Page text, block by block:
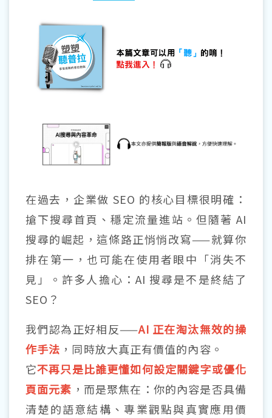
在過去，企業做 SEO 的核心目標很明確：
搶下搜尋首頁、穩定流量進站。但隨著 AI
搜尋的崛起，這條路正悄悄改寫——就算你
排在第一，也可能在使用者眼中「消失不
見」。許多人擔心：AI 搜尋是不是終結了
SEO？
我們認為正好相反——AI 正在淘汰無效的操
作手法 ，同時放大真正有價值的內容。
它不再只是比誰更懂如何設定關鍵字或優化
頁面元素 ，而是聚焦在：你的內容是否具備
清楚的語意結構、專業觀點與真實應用價